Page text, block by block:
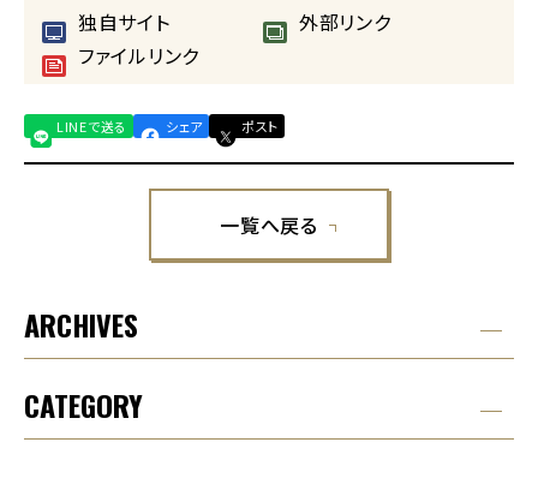
独自サイト
外部リンク
ファイルリンク
LINEで送る シェア ポスト
一覧へ戻る
ARCHIVES
CATEGORY